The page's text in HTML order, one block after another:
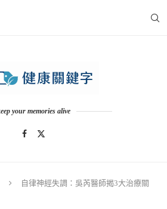
your memories alive
自律神經失調：吳芮醫師揭3大治療關